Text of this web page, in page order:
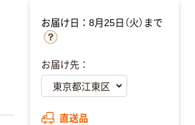
お届け日：8月25日（火）まで
お届け先：
直送品